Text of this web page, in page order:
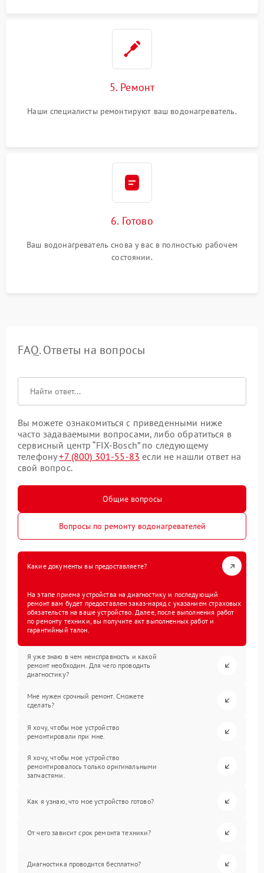
5. Ремонт
Наши специалисты ремонтируют ваш водонагреватель.
6. Готово
Ваш водонагреватель снова у вас в полностью рабочем
состоянии.
FAQ. Ответы на вопросы
Вы можете ознакомиться с приведенными ниже
часто задаваемыми вопросами, либо обратиться в
сервисный центр “FIX-Bosch” по следующему
телефону+7 (800) 301-55-83 если не нашли ответ на
свой вопрос.
Общие вопросы
Вопросы по ремонту водонагревателей
Какие документы вы предоставляете?
На этапе приема устройства на диагностику и последующий
ремонт вам будет предоставлен заказ-наряд с указанием страховых
обязательств на ваше устройство. Далее, после выполнения работ
по ремонту техники, вы получите акт выполненных работ и
гарантийный талон.
Я уже знаю в чем неисправность и какой
ремонт необходим. Для чего проводить
диагностику?
Мне нужен срочный ремонт. Сможете
сделать?
Я хочу, чтобы мое устройство
ремонтировали при мне.
Я хочу, чтобы мое устройство
ремонтировалось только оригинальными
запчастями.
Как я узнаю, что мое устройство готово?
От чего зависит срок ремонта техники?
Диагностика проводится бесплатно?